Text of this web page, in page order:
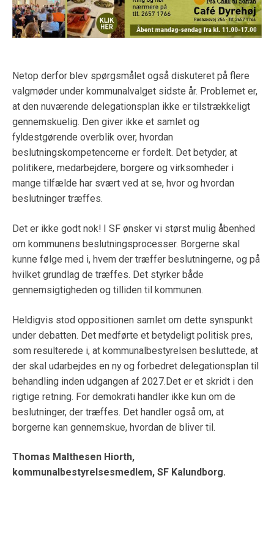
Netop derfor blev spørgsmålet også diskuteret på flere
valgmøder under kommunalvalget sidste år. Problemet er,
at den nuværende delegationsplan ikke er tilstrækkeligt
gennemskuelig. Den giver ikke et samlet og
fyldestgørende overblik over, hvordan
beslutningskompetencerne er fordelt. Det betyder, at
politikere, medarbejdere, borgere og virksomheder i
mange tilfælde har svært ved at se, hvor og hvordan
beslutninger træffes.
Det er ikke godt nok! I SF ønsker vi størst mulig åbenhed
om kommunens beslutningsprocesser. Borgerne skal
kunne følge med i, hvem der træffer beslutningerne, og på
hvilket grundlag de træffes. Det styrker både
gennemsigtigheden og tilliden til kommunen.
Heldigvis stod oppositionen samlet om dette synspunkt
under debatten. Det medførte et betydeligt politisk pres,
som resulterede i, at kommunalbestyrelsen besluttede, at
der skal udarbejdes en ny og forbedret delegationsplan til
behandling inden udgangen af 2027.Det er et skridt i den
rigtige retning. For demokrati handler ikke kun om de
beslutninger, der træffes. Det handler også om, at
borgerne kan gennemskue, hvordan de bliver til.
Thomas Malthesen Hiorth,
kommunalbestyrelsesmedlem, SF Kalundborg.